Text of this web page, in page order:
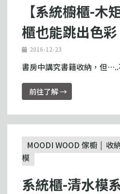
【系統櫥櫃-木
櫃也能跳出色彩
2016-12-23
書房中講究書籍收納，但…..
前往了解 →
MOODI WOOD 傢櫥 收
模
系統櫃-清水模